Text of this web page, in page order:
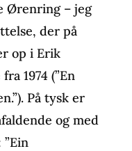
Ørenring – jeg
der på
op i Erik
1974 (”En
På tysk er
og med